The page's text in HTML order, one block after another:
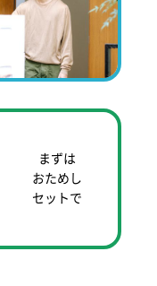
まずは
おためし
セットで